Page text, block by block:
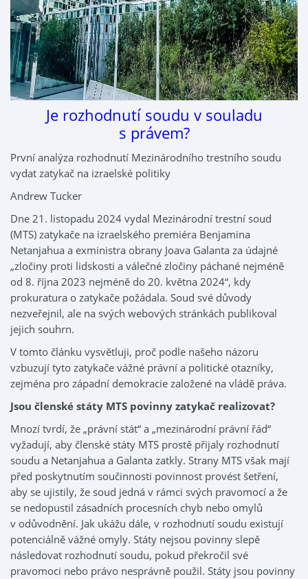
Je rozhodnutí soudu v souladu
s právem?
První analýza rozhodnutí Mezinárodního trestního soudu
vydat zatykač na izraelské politiky
Andrew Tucker
Dne 21. listopadu 2024 vydal Mezinárodní trestní soud
(MTS) zatykače na izraelského premiéra Benjamina
Netanjahua a exministra obrany Joava Galanta za údajné
„zločiny proti lidskosti a válečné zločiny páchané nejméně
od 8. října 2023 nejméně do 20. května 2024“, kdy
prokuratura o zatykače požádala. Soud své důvody
nezveřejnil, ale na svých webových stránkách publikoval
jejich souhrn.
V tomto článku vysvětluji, proč podle našeho názoru
vzbuzují tyto zatykače vážné právní a politické otazníky,
zejména pro západní demokracie založené na vládě práva.
Jsou členské státy MTS povinny zatykač realizovat?
Mnozí tvrdí, že „právní stát“ a „mezinárodní právní řád“
vyžadují, aby členské státy MTS prostě přijaly rozhodnutí
soudu a Netanjahua a Galanta zatkly. Strany MTS však mají
před poskytnutím součinnosti povinnost provést šetření,
aby se ujistily, že soud jedná v rámci svých pravomocí a že
se nedopustil zásadních procesních chyb nebo omylů
v odůvodnění. Jak ukážu dále, v rozhodnutí soudu existují
potenciálně vážné omyly. Státy nejsou povinny slepě
následovat rozhodnutí soudu, pokud překročil své
pravomoci nebo právo nesprávně použil. Státy jsou povinny